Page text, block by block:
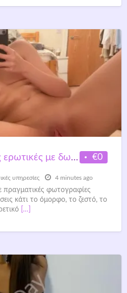
€0
Παρέχω υπηρεσίες ερωτικές με δωράκι πολύ προσιτό (80€) στην Αθήνα και τον Πειραιά.
υπηρεσίες 4 minutes ago
πραγματικές φωτογραφίες
κάτι το όμορφο, το ζεστό, το
[…]